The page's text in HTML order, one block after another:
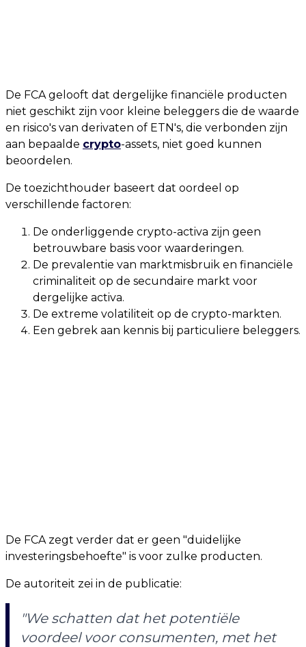
De FCA gelooft dat dergelijke financiële producten
niet geschikt zijn voor kleine beleggers die de waarde
en risico's van derivaten of ETN's, die verbonden zijn
aan bepaalde crypto-assets, niet goed kunnen
beoordelen.
De toezichthouder baseert dat oordeel op
verschillende factoren:
De onderliggende crypto-activa zijn geen
betrouwbare basis voor waarderingen.
De prevalentie van marktmisbruik en financiële
criminaliteit op de secundaire markt voor
dergelijke activa.
De extreme volatiliteit op de crypto-markten.
Een gebrek aan kennis bij particuliere beleggers.
De FCA zegt verder dat er geen "duidelijke
investeringsbehoefte" is voor zulke producten.
De autoriteit zei in de publicatie:
"We schatten dat het potentiële
voordeel voor consumenten, met het